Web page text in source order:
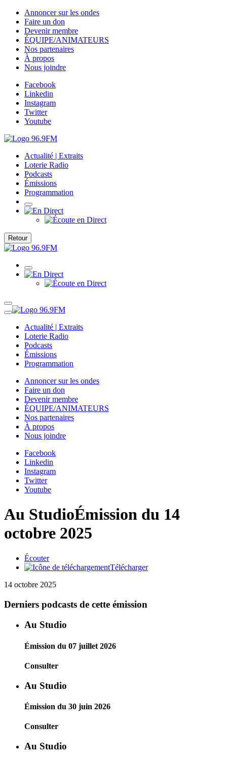
Annoncer sur les ondes
Faire un don
Devenir membre
ÉQUIPE/ANIMATEURS
Nos partenaires
À propos
Nous joindre
Facebook
Linkedin
Instagram
Twitter
Youtube
Actualité | Extraits
Loterie Radio
Podcasts
Émissions
Programmation
Retour
Actualité | Extraits
Loterie Radio
Podcasts
Émissions
Programmation
Annoncer sur les ondes
Faire un don
Devenir membre
ÉQUIPE/ANIMATEURS
Nos partenaires
À propos
Nous joindre
Facebook
Linkedin
Instagram
Twitter
Youtube
Au StudioÉmission du 14
octobre 2025
Écouter
Télécharger
14 octobre 2025
Derniers podcasts de cette émission
Au Studio
Émission du 07 juillet 2026
Consulter
Au Studio
Émission du 30 juin 2026
Consulter
Au Studio